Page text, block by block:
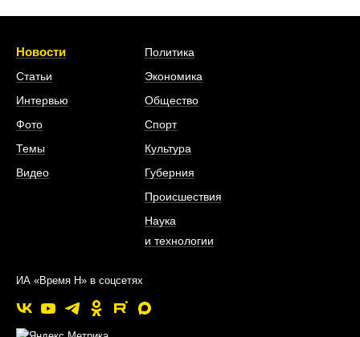
Новости
Статьи
Интервью
Фото
Темы
Видео
Политика
Экономика
Общество
Спорт
Культура
Губерния
Происшествия
Наука
и технологии
ИА «Время Н» в соцсетях